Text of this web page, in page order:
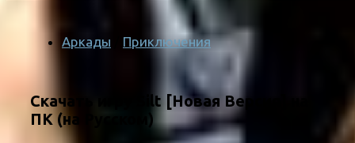
Аркады Приключения
Скачать игру Silt [Новая Версия] на
ПК (на Русском)